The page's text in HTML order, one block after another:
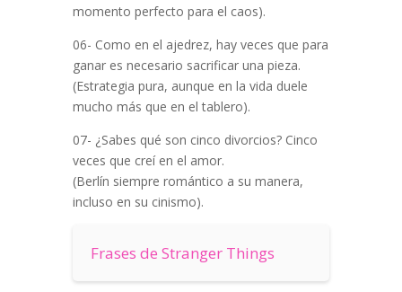
momento perfecto para el caos).
06- Como en el ajedrez, hay veces que para
ganar es necesario sacrificar una pieza.
(Estrategia pura, aunque en la vida duele
mucho más que en el tablero).
07- ¿Sabes qué son cinco divorcios? Cinco
veces que creí en el amor.
(Berlín siempre romántico a su manera,
incluso en su cinismo).
Frases de Stranger Things